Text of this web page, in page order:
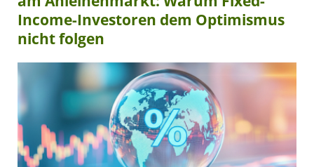
Income-Investoren dem Optimismus
nicht folgen